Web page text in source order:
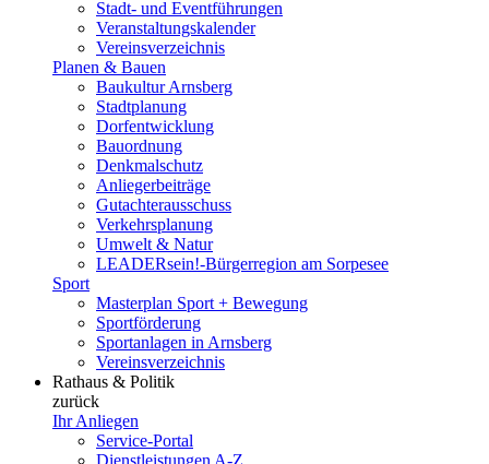
Stadt- und Eventführungen
Veranstaltungskalender
Vereinsverzeichnis
Planen & Bauen
Baukultur Arnsberg
Stadtplanung
Dorfentwicklung
Bauordnung
Denkmalschutz
Anliegerbeiträge
Gutachterausschuss
Verkehrsplanung
Umwelt & Natur
LEADERsein!-Bürgerregion am Sorpesee
Sport
Masterplan Sport + Bewegung
Sportförderung
Sportanlagen in Arnsberg
Vereinsverzeichnis
Rathaus & Politik
zurück
Ihr Anliegen
Service-Portal
Dienstleistungen A-Z